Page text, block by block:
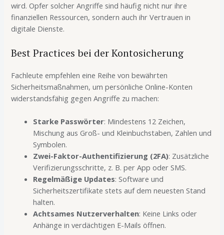
wird. Opfer solcher Angriffe sind häufig nicht nur ihre
finanziellen Ressourcen, sondern auch ihr Vertrauen in
digitale Dienste.
Best Practices bei der Kontosicherung
Fachleute empfehlen eine Reihe von bewährten
Sicherheitsmaßnahmen, um persönliche Online-Konten
widerstandsfähig gegen Angriffe zu machen:
Starke Passwörter: Mindestens 12 Zeichen,
Mischung aus Groß- und Kleinbuchstaben, Zahlen und
Symbolen.
Zwei-Faktor-Authentifizierung (2FA): Zusätzliche
Verifizierungsschritte, z. B. per App oder SMS.
Regelmäßige Updates: Software und
Sicherheitszertifikate stets auf dem neuesten Stand
halten.
Achtsames Nutzerverhalten: Keine Links oder
Anhänge in verdächtigen E-Mails öffnen.